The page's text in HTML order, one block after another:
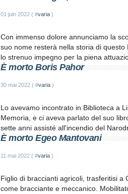
01 juin 2022 ( #varia )
Con immenso dolore annunciamo la
suo nome resterà nella storia di questo
lo strenuo impegno per la piena
È morto Boris Pahor
30 mai 2022 ( #varia )
Lo avevamo incontrato in Biblioteca a
Memoria, e ci aveva parlato del suo
sette anni assisté all'incendio del
È morto Egeo Mantovani
11 mai 2022 ( #varia )
Figlio di braccianti agricoli, trasferitisi a
come bracciante e meccanico.